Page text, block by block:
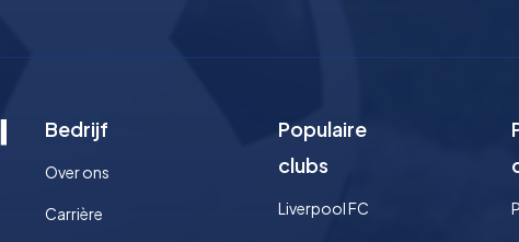
Bedrijf
Over ons
Carrière
Populaire
clubs
Liverpool FC